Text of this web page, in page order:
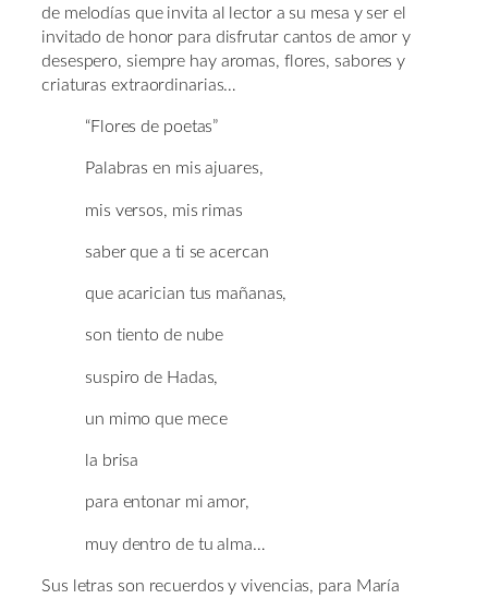
de melodías que invita al lector a su mesa y ser el
invitado de honor para disfrutar cantos de amor y
desespero, siempre hay aromas, flores, sabores y
criaturas extraordinarias…
“Flores de poetas”
Palabras en mis ajuares,
mis versos, mis rimas
saber que a ti se acercan
que acarician tus mañanas,
son tiento de nube
suspiro de Hadas,
un mimo que mece
la brisa
para entonar mi amor,
muy dentro de tu alma…
Sus letras son recuerdos y vivencias, para María